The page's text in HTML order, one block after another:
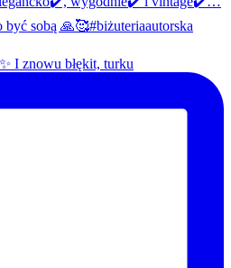
I znowu błękit, turku